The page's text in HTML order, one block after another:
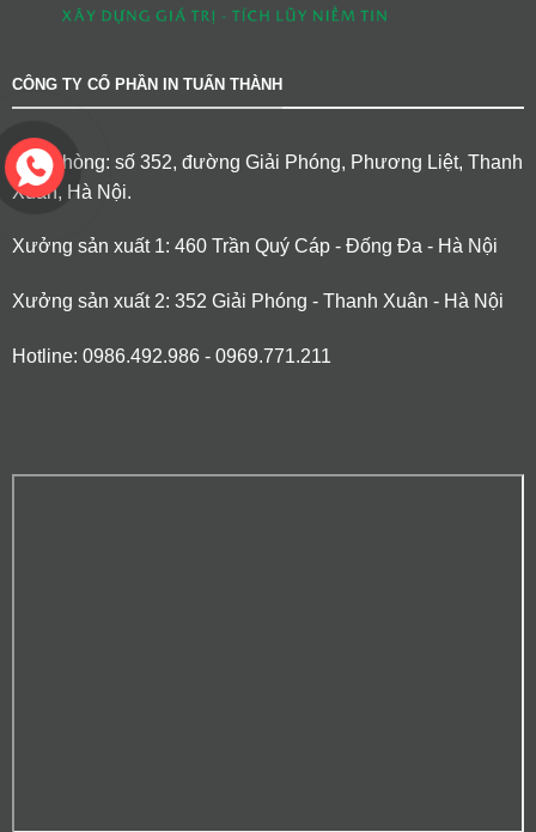
CÔNG TY CỔ PHẦN IN TUẤN THÀNH
Văn phòng: số 352, đường Giải Phóng, Phương Liệt, Thanh
Xuân, Hà Nội.
Xưởng sản xuất 1: 460 Trần Quý Cáp - Đống Đa - Hà Nội
Xưởng sản xuất 2: 352 Giải Phóng - Thanh Xuân - Hà Nội
Hotline: 0986.492.986 - 0969.771.211